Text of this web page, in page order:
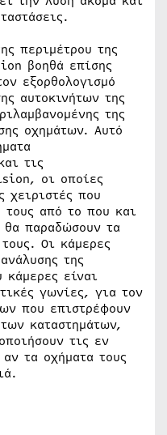
περιμέτρου της
βοηθά επίσης
εξορθολογισμό
αυτοκινήτων της
της
οχημάτων. Αυτό
τις
οι οποίες
χειριστές που
τους από το που και
παραδώσουν τα
Οι κάμερες
της
είναι
γωνίες, για τον
που επιστρέφουν
καταστημάτων,
τις εν
τα οχήματα τους